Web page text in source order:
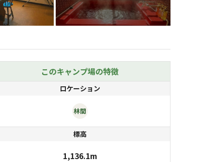
このキャンプ場の特徴
ロケーション
林間
標高
1,136.1m